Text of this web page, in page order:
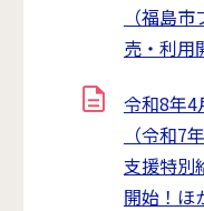
（福島
売・利用
令和8年4
（令和7
支援特別
開始！ほ